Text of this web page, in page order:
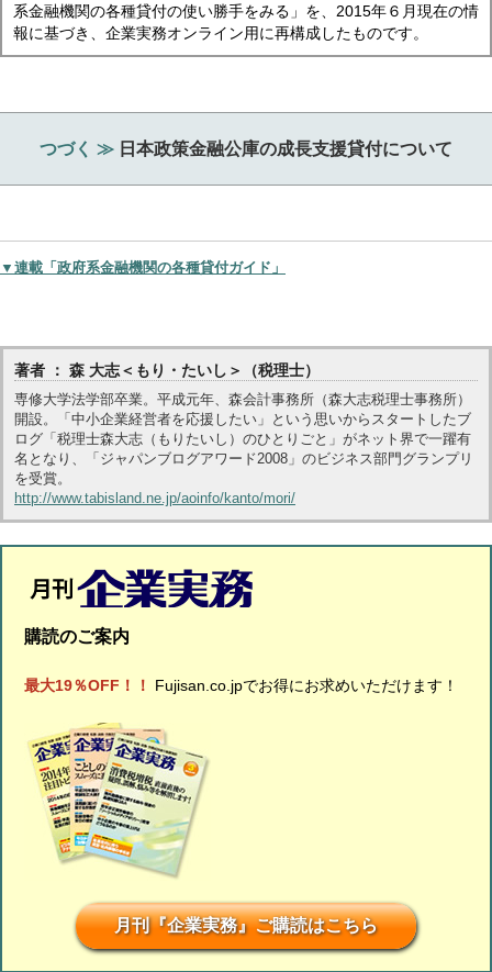
系金融機関の各種貸付の使い勝手をみる」を、2015年６月現在の情
報に基づき、企業実務オンライン用に再構成したものです。
つづく ≫ 日本政策金融公庫の成長支援貸付について
▼連載「政府系金融機関の各種貸付ガイド」
著者 ： 森 大志＜もり・たいし＞（税理士）
専修大学法学部卒業。平成元年、森会計事務所（森大志税理士事務所）
開設。「中小企業経営者を応援したい」という思いからスタートしたブ
ログ「税理士森大志（もりたいし）のひとりごと」がネット界で一躍有
名となり、「ジャパンブログアワード2008」のビジネス部門グランプリ
を受賞。
http://www.tabisland.ne.jp/aoinfo/kanto/mori/
購読のご案内
最大19％OFF！！ Fujisan.co.jpでお得にお求めいただけます！
月刊『企業実務』ご購読はこちら